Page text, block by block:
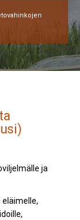
ja
eläimelle,